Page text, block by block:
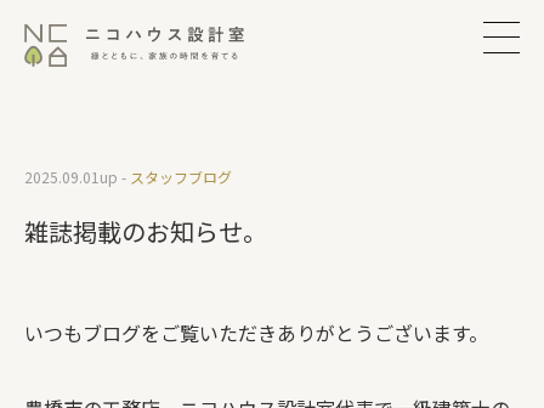
雑誌掲載のお知らせ。
2025.09.01 up - スタッフブログ
いつもブログをご覧いただきありがとうございます。